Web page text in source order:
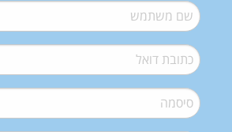
שם משתמש*
דואל*
סיסמה*